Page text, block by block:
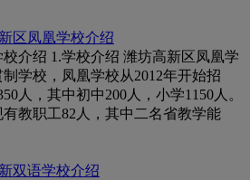
区凤凰学校介绍
介绍 1.学校介绍 潍坊高新区凤凰学
学校，凤凰学校从2012年开始招
人，其中初中200人，小学1150人。
教职工82人，其中二名省教学能
双语学校介绍